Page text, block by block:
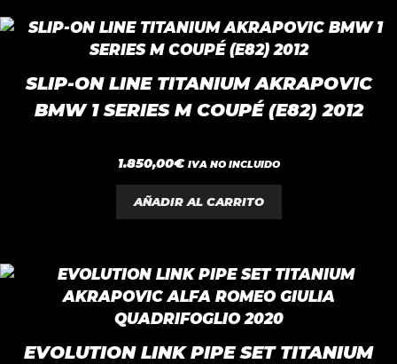
SLIP-ON LINE TITANIUM AKRAPOVIC
BMW 1 SERIES M COUPÉ (E82) 2012
0
d
e
5
1.850,00€ IVA NO INCLUIDO
AÑADIR AL CARRITO
EVOLUTION LINK PIPE SET TITANIUM